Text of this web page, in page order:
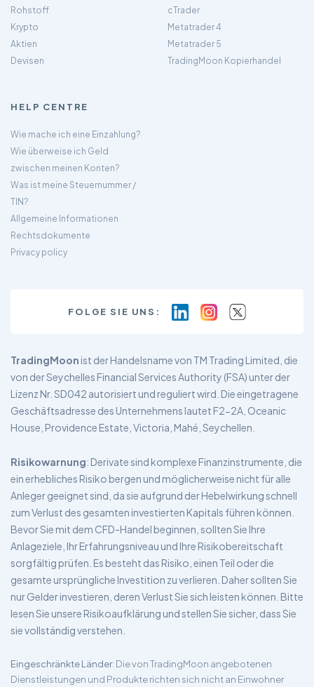
Rohstoff
Krypto
Aktien
Devisen
cTrader
Metatrader 4
Metatrader 5
TradingMoon Kopierhandel
HELP CENTRE
Wie mache ich eine Einzahlung?
Wie überweise ich Geld
zwischen meinen Konten?
Was ist meine Steuernummer /
TIN?
Allgemeine Informationen
Rechtsdokumente
Privacy policy
FOLGE SIE UNS:
TradingMoon ist der Handelsname von TM Trading Limited, die
von der Seychelles Financial Services Authority (FSA) unter der
Lizenz Nr. SD042 autorisiert und reguliert wird. Die eingetragene
Geschäftsadresse des Unternehmens lautet F2-2A, Oceanic
House, Providence Estate, Victoria, Mahé, Seychellen.
Risikowarnung: Derivate sind komplexe Finanzinstrumente, die
ein erhebliches Risiko bergen und möglicherweise nicht für alle
Anleger geeignet sind, da sie aufgrund der Hebelwirkung schnell
zum Verlust des gesamten investierten Kapitals führen können.
Bevor Sie mit dem CFD-Handel beginnen, sollten Sie Ihre
Anlageziele, Ihr Erfahrungsniveau und Ihre Risikobereitschaft
sorgfältig prüfen. Es besteht das Risiko, einen Teil oder die
gesamte ursprüngliche Investition zu verlieren. Daher sollten Sie
nur Gelder investieren, deren Verlust Sie sich leisten können. Bitte
lesen Sie unsere Risikoaufklärung und stellen Sie sicher, dass Sie
sie vollständig verstehen.
Eingeschränkte Länder: Die von TradingMoon angebotenen
Dienstleistungen und Produkte richten sich nicht an Einwohner